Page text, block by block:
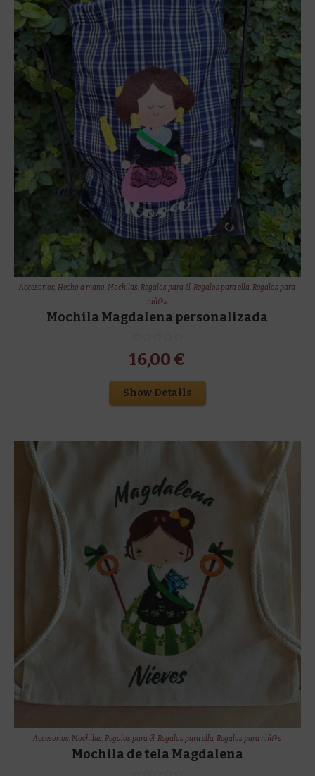
Accesorios,Hecho a mano,Mochilas,Regalos para él,Regalos para ella,Regalos para
niñ@s
Mochila Magdalena personalizada
16,00 €
Show Details
Accesorios,Mochilas,Regalos para él,Regalos para ella,Regalos para niñ@s
Mochila de tela Magdalena